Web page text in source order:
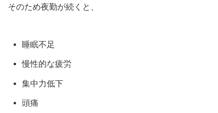
そのため夜勤が続くと、
睡眠不足
慢性的な疲労
集中力低下
頭痛